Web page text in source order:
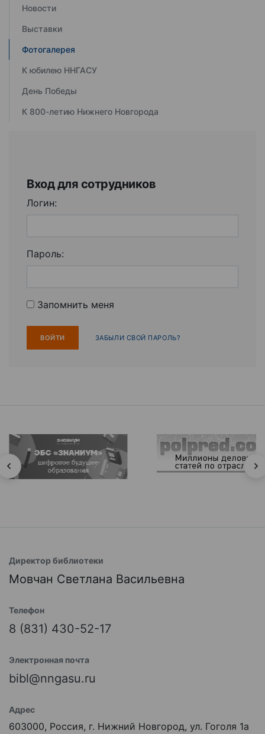
Новости
Выставки
Фотогалерея
К юбилею ННГАСУ
День Победы
К 800-летию Нижнего Новгорода
Вход для сотрудников
Логин:
Пароль:
Запомнить меня
ЗАБЫЛИ СВОЙ ПАРОЛЬ?
Директор библиотеки
Мовчан Светлана Васильевна
Телефон
8 (831) 430-52-17
Электронная почта
bibl@nngasu.ru
Адрес
603000, Россия, г. Нижний Новгород, ул. Гоголя 1а